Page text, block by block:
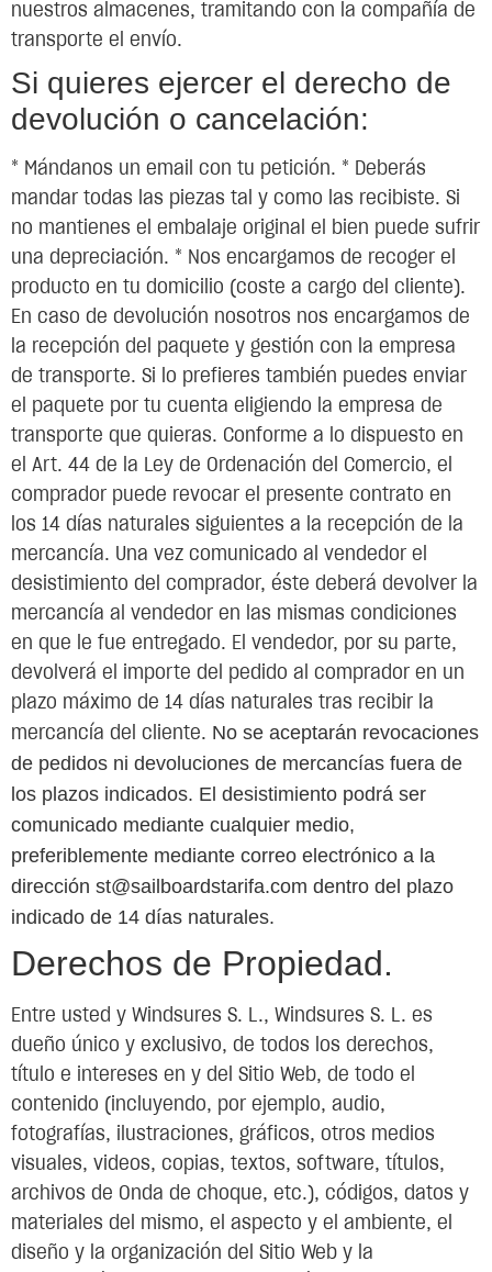
nuestros almacenes, tramitando con la compañía de
transporte el envío.
Si quieres ejercer el derecho de
devolución o cancelación:
* Mándanos un email con tu petición. * Deberás
mandar todas las piezas tal y como las recibiste. Si
no mantienes el embalaje original el bien puede sufrir
una depreciación. * Nos encargamos de recoger el
producto en tu domicilio (coste a cargo del cliente).
En caso de devolución nosotros nos encargamos de
la recepción del paquete y gestión con la empresa
de transporte. Si lo prefieres también puedes enviar
el paquete por tu cuenta eligiendo la empresa de
transporte que quieras. Conforme a lo dispuesto en
el Art. 44 de la Ley de Ordenación del Comercio, el
comprador puede revocar el presente contrato en
los 14 días naturales siguientes a la recepción de la
mercancía. Una vez comunicado al vendedor el
desistimiento del comprador, éste deberá devolver la
mercancía al vendedor en las mismas condiciones
en que le fue entregado. El vendedor, por su parte,
devolverá el importe del pedido al comprador en un
plazo máximo de 14 días naturales tras recibir la
mercancía del cliente. No se aceptarán revocaciones
de pedidos ni devoluciones de mercancías fuera de
los plazos indicados. El desistimiento podrá ser
comunicado mediante cualquier medio,
preferiblemente mediante correo electrónico a la
dirección st@sailboardstarifa.com dentro del plazo
indicado de 14 días naturales.
Derechos de Propiedad.
Entre usted y Windsures S. L., Windsures S. L. es
dueño único y exclusivo, de todos los derechos,
título e intereses en y del Sitio Web, de todo el
contenido (incluyendo, por ejemplo, audio,
fotografías, ilustraciones, gráficos, otros medios
visuales, videos, copias, textos, software, títulos,
archivos de Onda de choque, etc.), códigos, datos y
materiales del mismo, el aspecto y el ambiente, el
diseño y la organización del Sitio Web y la